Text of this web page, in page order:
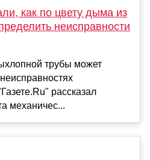
как по цвету дыма из
неисправности
трубы может
рассказал
механичес...